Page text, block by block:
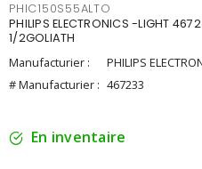
PHIC150S55ALTO
PHILIPS ELECTRONICS -LIGHT
1/2GOLIATH
Manufacturier :
PHILIPS
# Manufacturier : 467233
En inventaire